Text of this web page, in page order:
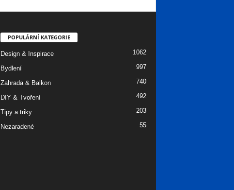
POPULÁRNÍ KATEGORIE
Design & Inspirace 1062
Bydlení 997
Zahrada & Balkon 740
DIY & Tvoření 492
Tipy a triky 203
Nezaradené 55